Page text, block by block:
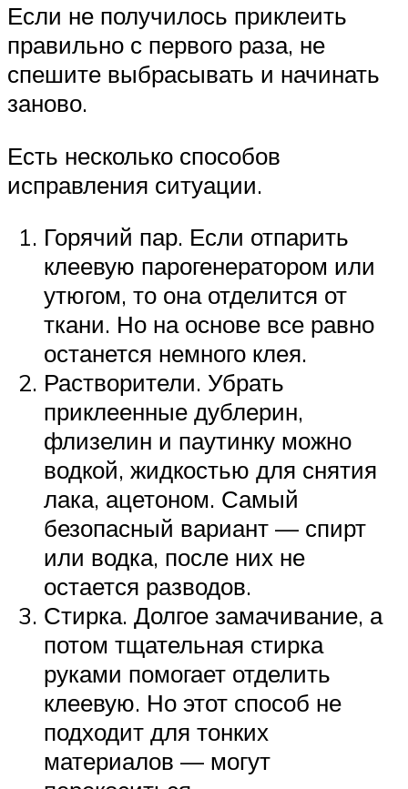
Если не получилось приклеить
правильно с первого раза, не
спешите выбрасывать и начинать
заново.
Есть несколько способов
исправления ситуации.
Горячий пар. Если отпарить
клеевую парогенератором или
утюгом, то она отделится от
ткани. Но на основе все равно
останется немного клея.
Растворители. Убрать
приклеенные дублерин,
флизелин и паутинку можно
водкой, жидкостью для снятия
лака, ацетоном. Самый
безопасный вариант — спирт
или водка, после них не
остается разводов.
Стирка. Долгое замачивание, а
потом тщательная стирка
руками помогает отделить
клеевую. Но этот способ не
подходит для тонких
материалов — могут